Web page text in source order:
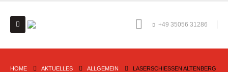
+49 35056 31286
HOME AKTUELLES ALLGEMEIN LASERSCHIESSEN ALTENBERG